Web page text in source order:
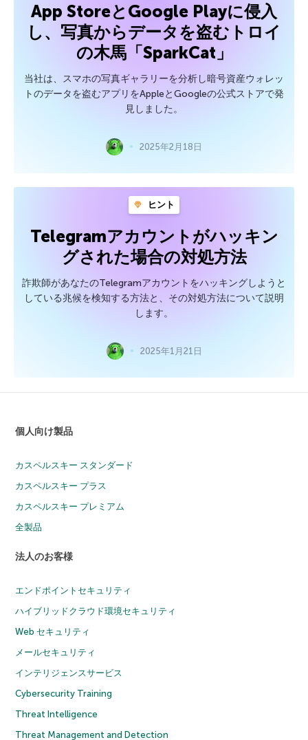
App StoreとGoogle Playに侵入
し、写真からデータを盗むトロイ
の木馬「SparkCat」
当社は、スマホの写真ギャラリーを分析し暗号資産ウォレッ
トのデータを盗むアプリをAppleとGoogleの公式ストアで発
見しました。
2025年2月18日
ヒント
Telegramアカウントがハッキン
グされた場合の対処方法
詐欺師があなたのTelegramアカウントをハッキングしようと
している兆候を検知する方法と、その対処方法について説明
します。
2025年1月21日
個人向け製品
カスペルスキー スタンダード
カスペルスキー プラス
カスペルスキー プレミアム
全製品
法人のお客様
エンドポイントセキュリティ
ハイブリッドクラウド環境セキュリティ
Web セキュリティ
メールセキュリティ
インテリジェンスサービス
Cybersecurity Training
Threat Intelligence
Threat Management and Detection